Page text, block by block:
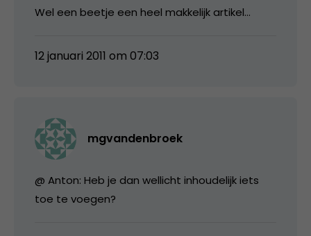
Wel een beetje een heel makkelijk artikel…
12 januari 2011 om 07:03
mgvandenbroek
@ Anton: Heb je dan wellicht inhoudelijk iets
toe te voegen?